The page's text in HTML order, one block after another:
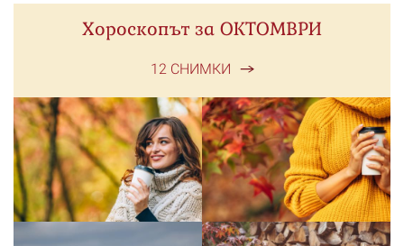
Хороскопът за ОКТОМВРИ
12 СНИМКИ